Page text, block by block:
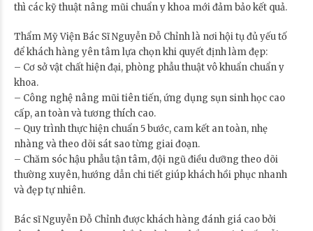
thì các kỹ thuật nâng mũi chuẩn y khoa mới đảm bảo kết quả.
Thẩm Mỹ Viện Bác Sĩ Nguyễn Đỗ Chỉnh là nơi hội tụ đủ yếu tố
để khách hàng yên tâm lựa chọn khi quyết định làm đẹp:
– Cơ sở vật chất hiện đại, phòng phẫu thuật vô khuẩn chuẩn y
khoa.
– Công nghệ nâng mũi tiên tiến, ứng dụng sụn sinh học cao
cấp, an toàn và tương thích cao.
– Quy trình thực hiện chuẩn 5 bước, cam kết an toàn, nhẹ
nhàng và theo dõi sát sao từng giai đoạn.
– Chăm sóc hậu phẫu tận tâm, đội ngũ điều dưỡng theo dõi
thường xuyên, hướng dẫn chi tiết giúp khách hồi phục nhanh
và đẹp tự nhiên.
Bác sĩ Nguyễn Đỗ Chỉnh được khách hàng đánh giá cao bởi